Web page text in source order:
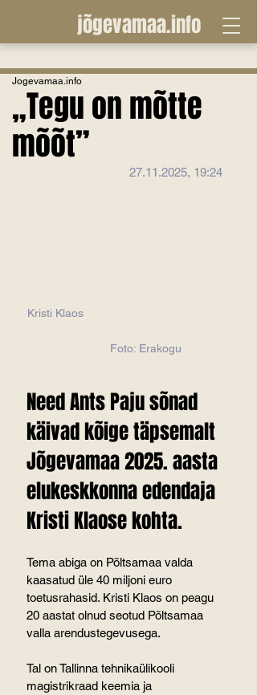
jõgevamaa.info
„Tegu on mõtte
mõõt”
Jogevamaa.info
27.11.2025, 19:24
Kristi Klaos
             Foto: Erakogu
Need Ants Paju sõnad
käivad kõige täpsemalt
Jõgevamaa 2025. aasta
elukeskkonna edendaja
Kristi Klaose kohta.
Tema abiga on Põltsamaa valda
kaasatud üle 40 miljoni euro
toetusrahasid. Kristi Klaos on peagu
20 aastat olnud seotud Põltsamaa
valla arendustegevusega.
Tal on Tallinna tehnikaülikooli
magistrikraad keemia ja